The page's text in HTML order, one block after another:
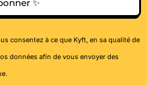
✨
consentez à ce que Kyft, en sa qualité de
données afin de vous envoyer des